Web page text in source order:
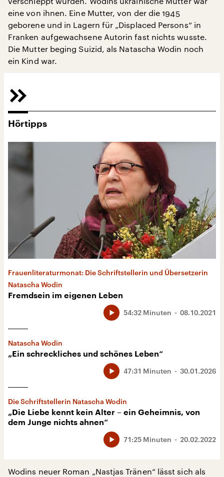
eine von ihnen. Eine Mutter, von der die 1945
geborene und in Lagern für „Displaced Persons“ in
Franken aufgewachsene Autorin fast nichts wusste.
Die Mutter beging Suizid, als Natascha Wodin noch
ein Kind war.
Hörtipps
Frauenliteraturmonat: Die Schriftstellerin und Übersetzerin
Natascha Wodin
Fremdsein im eigenen Leben
08.10.2021
54:32 Minuten
Natascha Wodin
„Ein schreckliches und schönes Leben“
30.01.2026
47:31 Minuten
Die Schriftstellerin Natascha Wodin
„Die Liebe kennt kein Alter – ein Geheimnis, von
dem Junge nichts ahnen“
20.02.2022
71:25 Minuten
Wodins neuer Roman „Nastjas Tränen“ lässt sich als